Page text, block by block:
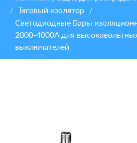
/ Тяговый изолятор /
Светодиодные Бары
2000-4000A для
выключателей